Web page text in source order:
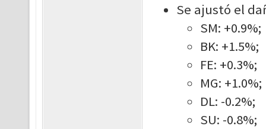
Se ajustó el
SM: +0.9%;
BK: +1.5%;
FE: +0.3%;
MG: +1.0%;
DL: -0.2%;
SU: -0.8%;